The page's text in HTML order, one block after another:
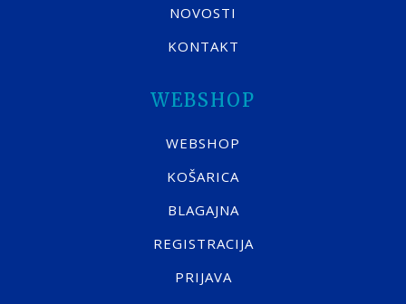
NOVOSTI
KONTAKT
WEBSHOP
WEBSHOP
KOŠARICA
BLAGAJNA
REGISTRACIJA
PRIJAVA